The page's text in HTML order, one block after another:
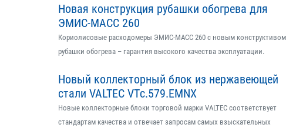
Новая конструкция рубашки обогрева для
ЭМИС-МАСС 260
Кориолисовые расходомеры ЭМИС-МАСС 260 с новым конструктивом
рубашки обогрева – гарантия высокого качества эксплуатации.
Новый коллекторный блок из нержавеющей
стали VALTEC VTс.579.EMNX
Новые коллекторные блоки торговой марки VALTEC соответствует
стандартам качества и отвечает запросам самых взыскательных